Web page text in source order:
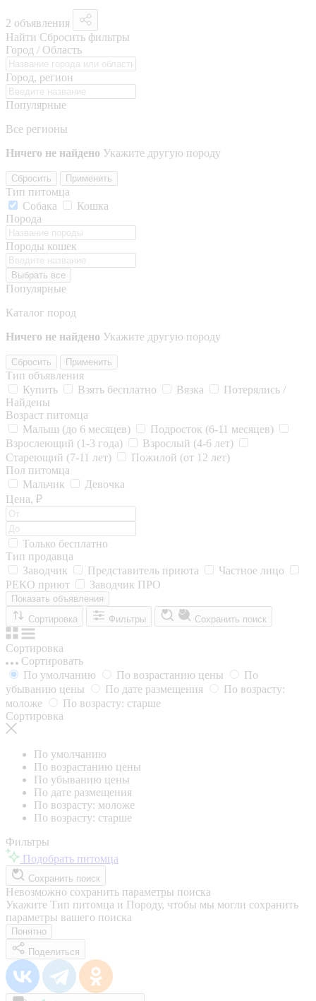
2 объявления
Найти Сбросить фильтры
Город / Область
Город, регион
Популярные
Все регионы
Ничего не найдено Укажите другую породу
Сбросить Применить
Тип питомца
Собака
Кошка
Порода
Породы кошек
Выбрать все
Популярные
Каталог пород
Ничего не найдено Укажите другую породу
Сбросить Применить
Тип объявления
Купить
Взять бесплатно Вязка
Потерялись /
Найдены
Возраст питомца
Малыш (до 6 месяцев)
Подросток (6-11 месяцев)
Взрослеющий (1-3 года)
Взрослый (4-6 лет)
Стареющий (7-11 лет)
Пожилой (от 12 лет)
Пол питомца
Мальчик
Девочка
Цена, ₽
Только бесплатно
Тип продавца
Заводчик
Представитель приюта
Частное лицо
РЕКО приют
Заводчик ПРО
Показать объявления
Сортировка
Фильтры Сохранить поиск
Сортировка
Сортировать
По умолчанию
По возрастанию цены
По
убыванию цены
По дате размещения
По возрасту:
моложе
По возрасту: старше
Сортировка
По умолчанию
По возрастанию цены
По убыванию цены
По дате размещения
По возрасту: моложе
По возрасту: старше
Фильтры
Подобрать питомца
Сохранить поиск
Невозможно сохранить параметры поиска
Укажите Тип питомца и Породу, чтобы мы могли сохранить
параметры вашего поиска
Понятно
Поделиться